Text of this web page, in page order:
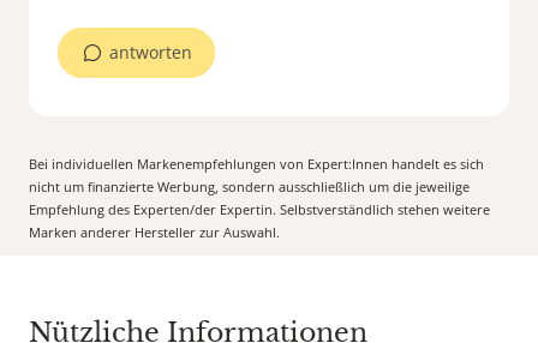
antworten
Bei individuellen Markenempfehlungen von Expert:Innen handelt es sich
nicht um finanzierte Werbung, sondern ausschließlich um die jeweilige
Empfehlung des Experten/der Expertin. Selbstverständlich stehen weitere
Marken anderer Hersteller zur Auswahl.
Nützliche Informationen